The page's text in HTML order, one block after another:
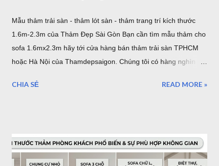
Mẫu thảm trải sàn - thảm lót sàn - thảm trang trí kích thước
1.6m-2.3m của Thảm Đẹp Sài Gòn Bạn cần tìm mẫu thảm cho
sofa 1.6mx2.3m hãy tới cửa hàng bán thảm trải sàn TPHCM
hoặc Hà Nội của Thamdepsaigon. Chúng tôi có hàng nghìn
phòng khách, phòng ngủ, phòng ăn... mẫu thảm cho sofa
Giao hàng - Thanh toán - Bảo Hành.. Địa chỉ mua thảm trải
sàn ở TPHCM - Hà Nội Giới thiệu thảm trải sàn - thảm trang trí
CHIA SẺ READ MORE »